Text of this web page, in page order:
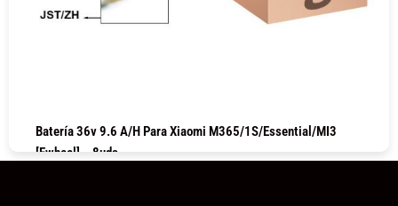
Batería 36v 9.6 A/h Para Xiaomi M365/1S/Essential/MI3
[Ewheel] – 8uds